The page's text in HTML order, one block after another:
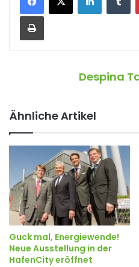
Despina
Ähnliche Artikel
Guck mal, Energiewende!
Neue Ausstellung in der
HafenCity eröffnet